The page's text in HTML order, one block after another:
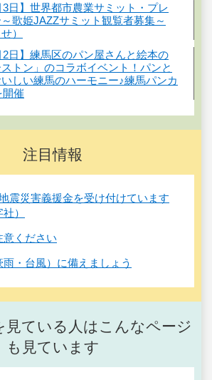
3日】世界都市農業サミット・プレ
歌姫JAZZサミット観覧者募集～
）
2日】練馬区のパン屋さんと絵本の
ストン」のコラボイベント！パンと
しい練馬のハーモニー♪練馬パンカ
開催
注目情報
震災害義援金を受け付けています
）
意ください
・台風）に備えましょう
見ている人はこんなページ
も見ています